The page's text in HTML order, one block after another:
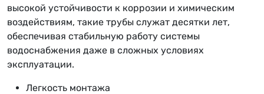
высокой устойчивости к коррозии и химическим
воздействиям, такие трубы служат десятки лет,
обеспечивая стабильную работу системы
водоснабжения даже в сложных условиях
эксплуатации.
Легкость монтажа